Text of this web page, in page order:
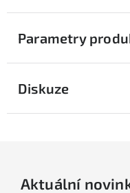
Parametry
Diskuze
Aktuální